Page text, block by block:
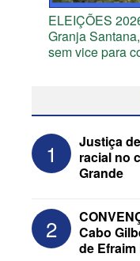
ELEIÇÕES
Granja
sem vice para
1
Justiça
racial no
Grande
2
Cabo
de